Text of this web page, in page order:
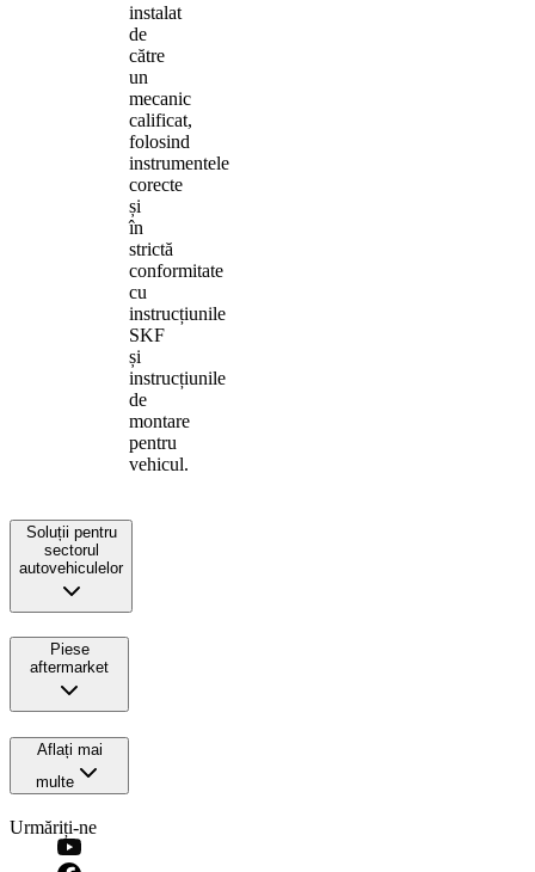
instalat
de
către
un
mecanic
calificat,
folosind
instrumentele
corecte
și
în
strictă
conformitate
cu
instrucțiunile
SKF
și
instrucțiunile
de
montare
pentru
vehicul.
Soluții pentru
sectorul
autovehiculelor
Piese
aftermarket
Aflați mai
multe
Urmăriți-ne